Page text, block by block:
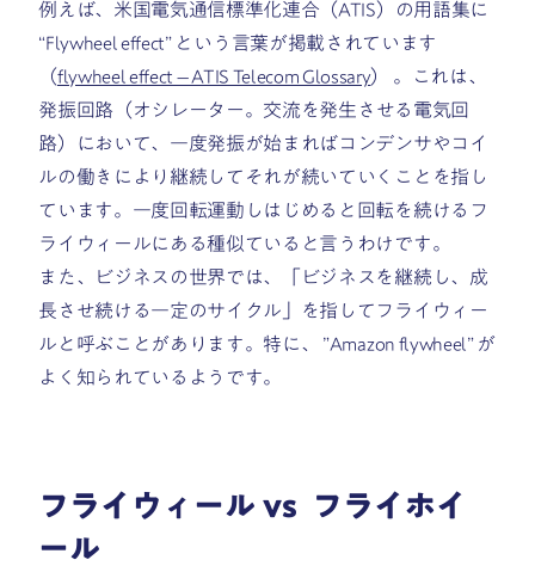
例えば、米国電気通信標準化連合（ATIS）の用語集に
“Flywheel effect” という言葉が掲載されています
（flywheel effect – ATIS Telecom Glossary） 。これは、
発振回路（オシレーター。 交流を発生させる電気回
路）において、一度発振が始まればコンデンサやコイ
ルの働きにより継続してそれが続いていくことを指し
ています。一度回転運動しはじめると回転を続けるフ
ライウィールにある種似ていると言うわけです。
また、ビジネスの世界では、「ビジネスを継続し、成
長させ続ける一定のサイクル」を指してフライウィー
ルと呼ぶことがあります。特に、 ”Amazon flywheel” が
よく知られているようです。
フライウィール vs フライホイ
ール